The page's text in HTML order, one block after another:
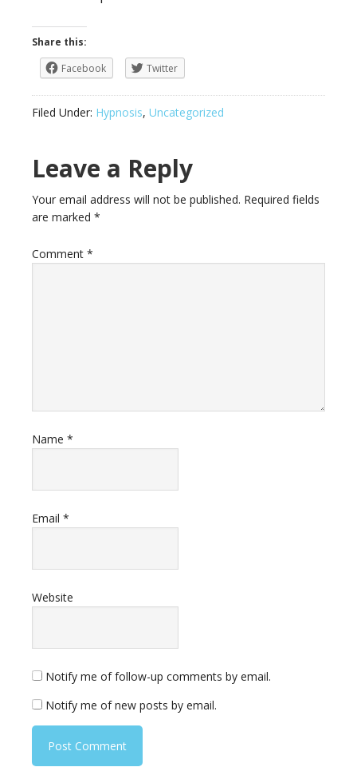
Share this:
Facebook
Twitter
Filed Under: Hypnosis, Uncategorized
Leave a Reply
Your email address will not be published. Required fields
are marked *
Comment *
Name *
Email *
Website
Notify me of follow-up comments by email.
Notify me of new posts by email.